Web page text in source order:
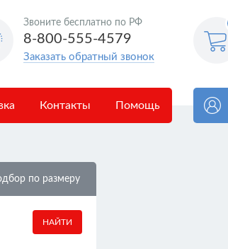
Звоните бесплатно по РФ
8-800-555-4579
Заказать обратный звонок
|| 0
Контакты Помощь
НАЙТИ
по размеру